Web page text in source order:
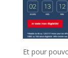
Et pour